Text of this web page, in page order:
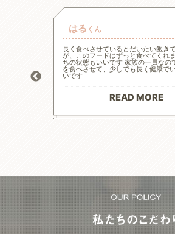
はる くん
長く食べさせているとだいたい飽き
が、このフードはずっと食べてく
ちの状態もいいです 家族の一員なの
を食べさせて、少しでも長く健康で
いです
READ MORE